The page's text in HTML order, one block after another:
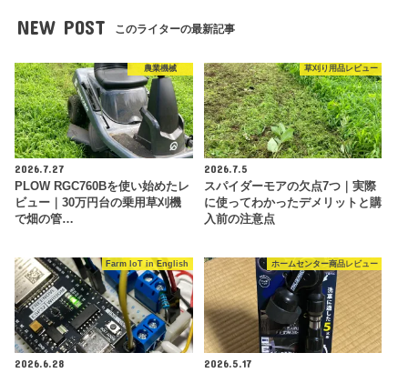
NEW POST このライターの最新記事
農業機械
2026.7.27
PLOW RGC760Bを使い始めたレ
ビュー｜30万円台の乗用草刈機
で畑の管…
草刈り用品レビュー
2026.7.5
スパイダーモアの欠点7つ｜実際
に使ってわかったデメリットと購
入前の注意点
Farm IoT in English
2026.6.28
ホームセンター商品レビュー
2026.5.17